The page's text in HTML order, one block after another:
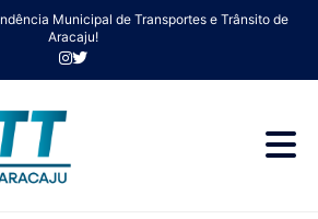
Municipal de Transportes e Trânsito de
Aracaju!